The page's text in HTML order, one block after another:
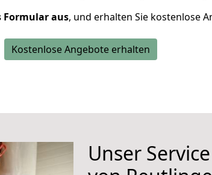
Formular aus, und erhalten Sie kostenlose
Kostenlose Angebote erhalten
Unser